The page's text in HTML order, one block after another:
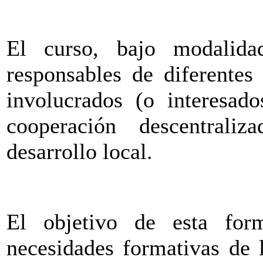
El curso, bajo
responsables de
involucrados (o
cooperación
desarrollo local.
El objetivo de esta
necesidades formativas